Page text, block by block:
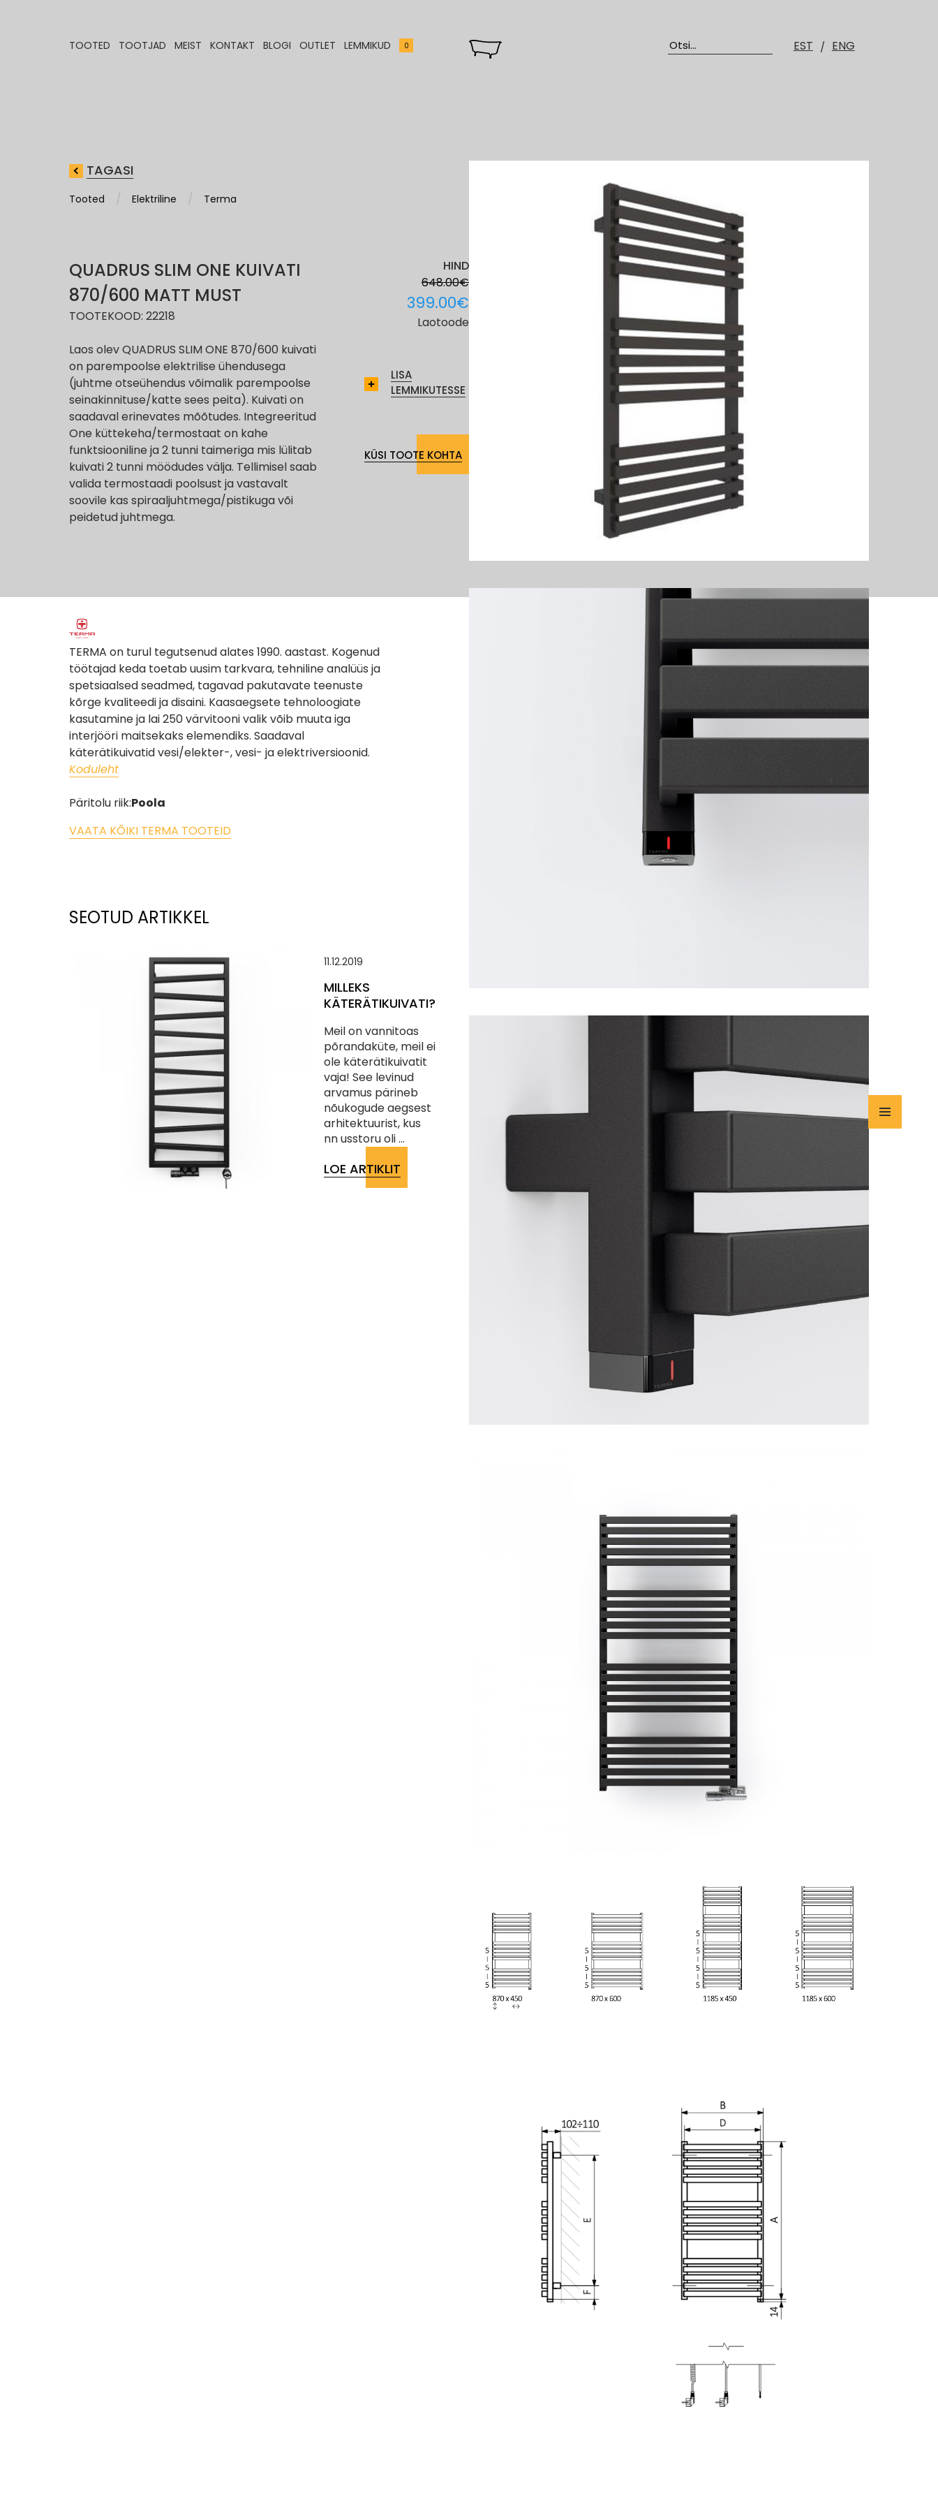
TOOTED TOOTJAD MEIST KONTAKT BLOGI OUTLET LEMMIKUD 0 EST ENG
TAGASI
Tooted Elektriline Terma
QUADRUS SLIM ONE KUIVATI
870/600 MATT MUST
TOOTEKOOD: 22218
Laos olev QUADRUS SLIM ONE 870/600 kuivati
on parempoolse elektrilise ühendusega
(juhtme otseühendus võimalik parempoolse
seinakinnituse/katte sees peita). Kuivati on
saadaval erinevates mõõtudes. Integreeritud
One küttekeha/termostaat on kahe
funktsiooniline ja 2 tunni taimeriga mis lülitab
kuivati 2 tunni möödudes välja. Tellimisel saab
valida termostaadi poolsust ja vastavalt
soovile kas spiraaljuhtmega/pistikuga või
peidetud juhtmega.
HIND
648.00€
ORIGINAL
PRICE
399.00€
Laotoode
LISA
LEMMIKUTESSE
KÜSI TOOTE KOHTA
TERMA on turul tegutsenud alates 1990. aastast. Kogenud
töötajad keda toetab uusim tarkvara, tehniline analüüs ja
spetsiaalsed seadmed, tagavad pakutavate teenuste
kõrge kvaliteedi ja disaini. Kaasaegsete tehnoloogiate
kasutamine ja lai 250 värvitooni valik võib muuta iga
interjööri maitsekaks elemendiks. Saadaval
käterätikuivatid vesi/elekter-, vesi- ja elektriversioonid.
Koduleht
Päritolu riik:Poola
VAATA KÕIKI TERMA TOOTEID
SEOTUD ARTIKKEL
11.12.2019
MILLEKS
KÄTERÄTIKUIVATI?
Meil on vannitoas
põrandaküte, meil ei
ole käterätikuivatit
vaja! See levinud
arvamus pärineb
nõukogude aegsest
arhitektuurist, kus
nn usstoru oli ...
LOE ARTIKLIT